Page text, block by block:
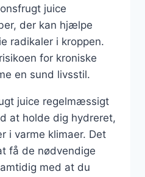
juice
der kan hjælpe
radikaler i kroppen.
for kroniske
en sund livsstil.
juice regelmæssigt
at holde dig hydreret,
i varme klimaer. Det
få de nødvendige
med at du